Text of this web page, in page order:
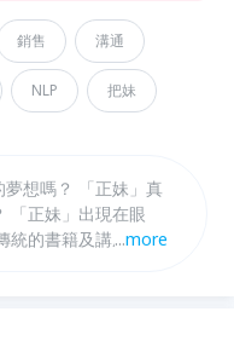
銷售 溝通
NLP 把妹
夢想嗎？ 「正妹」真
「正妹」出現在眼
...more